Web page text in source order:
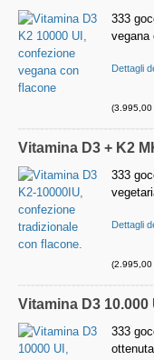
333
vegana
Dettagli
(3.995,00
Vitamina D3 + K2
333
Dettagli
(2.995,00
Vitamina D3
333